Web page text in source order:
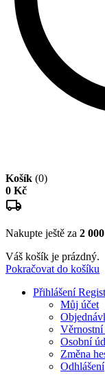
Košík (0)
0 Kč
Nakupte ještě za 2
Váš košík je prázdný.
Pokračovat do košíku
Přihlášení
Můj účet
Věrnostní
Osobní
Změna
Odhlášení